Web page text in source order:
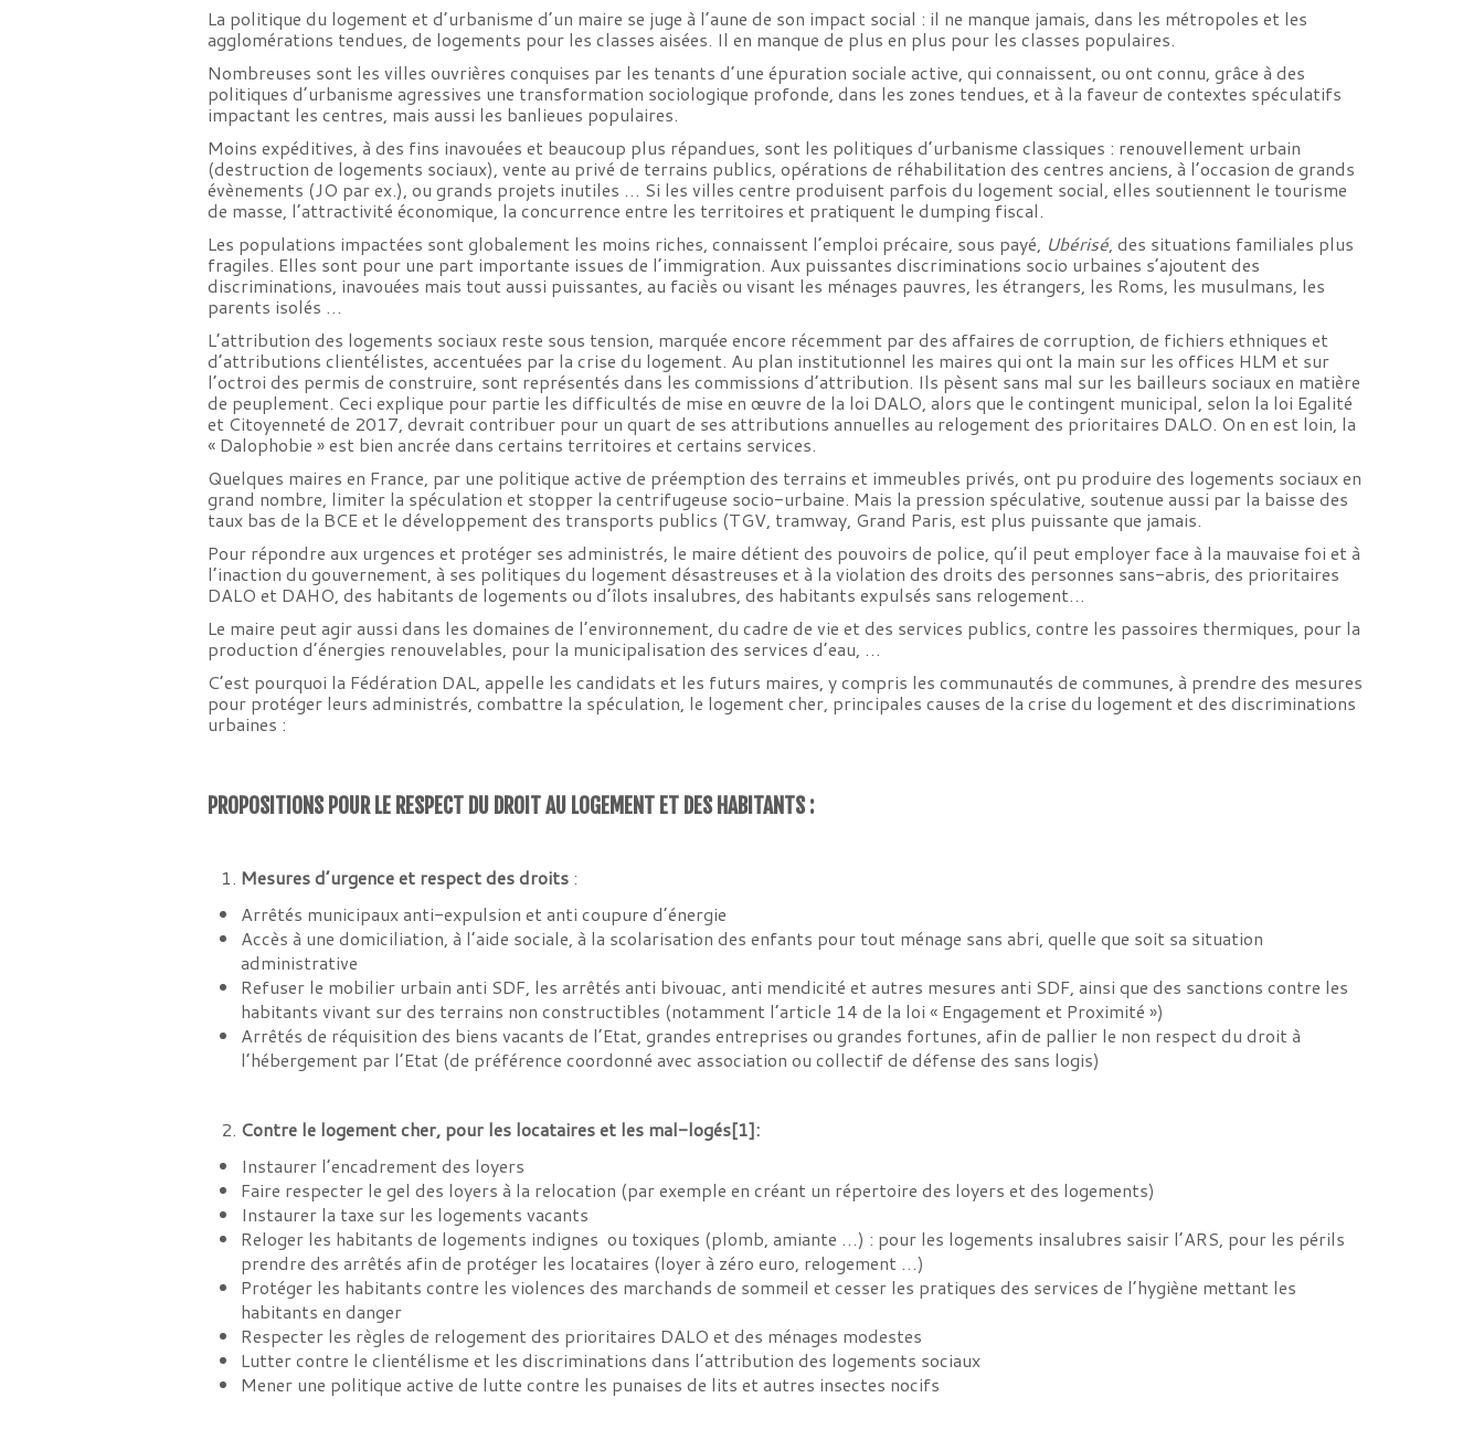
La politique du logement et d’urbanisme d’un maire se juge à l’aune de son impact social : il ne manque jamais, dans les métropoles et les
agglomérations tendues, de logements pour les classes aisées. Il en manque de plus en plus pour les classes populaires.
Nombreuses sont les villes ouvrières conquises par les tenants d’une épuration sociale active, qui connaissent, ou ont connu, grâce à des
politiques d’urbanisme agressives une transformation sociologique profonde, dans les zones tendues, et à la faveur de contextes spéculatifs
impactant les centres, mais aussi les banlieues populaires.
Moins expéditives, à des fins inavouées et beaucoup plus répandues, sont les politiques d’urbanisme classiques : renouvellement urbain
(destruction de logements sociaux), vente au privé de terrains publics, opérations de réhabilitation des centres anciens, à l’occasion de grands
évènements (JO par ex.), ou grands projets inutiles … Si les villes centre produisent parfois du logement social, elles soutiennent le tourisme
de masse, l’attractivité économique, la concurrence entre les territoires et pratiquent le dumping fiscal.
Les populations impactées sont globalement les moins riches, connaissent l’emploi précaire, sous payé, Ubérisé, des situations familiales plus
fragiles. Elles sont pour une part importante issues de l’immigration. Aux puissantes discriminations socio urbaines s’ajoutent des
discriminations, inavouées mais tout aussi puissantes, au faciès ou visant les ménages pauvres, les étrangers, les Roms, les musulmans, les
parents isolés …
L’attribution des logements sociaux reste sous tension, marquée encore récemment par des affaires de corruption, de fichiers ethniques et
d’attributions clientélistes, accentuées par la crise du logement. Au plan institutionnel les maires qui ont la main sur les offices HLM et sur
l’octroi des permis de construire, sont représentés dans les commissions d’attribution. Ils pèsent sans mal sur les bailleurs sociaux en matière
de peuplement. Ceci explique pour partie les difficultés de mise en œuvre de la loi DALO, alors que le contingent municipal, selon la loi Egalité
et Citoyenneté de 2017, devrait contribuer pour un quart de ses attributions annuelles au relogement des prioritaires DALO. On en est loin, la
« Dalophobie » est bien ancrée dans certains territoires et certains services.
Quelques maires en France, par une politique active de préemption des terrains et immeubles privés, ont pu produire des logements sociaux en
grand nombre, limiter la spéculation et stopper la centrifugeuse socio-urbaine. Mais la pression spéculative, soutenue aussi par la baisse des
taux bas de la BCE et le développement des transports publics (TGV, tramway, Grand Paris, est plus puissante que jamais.
Pour répondre aux urgences et protéger ses administrés, le maire détient des pouvoirs de police, qu’il peut employer face à la mauvaise foi et à
l’inaction du gouvernement, à ses politiques du logement désastreuses et à la violation des droits des personnes sans-abris, des prioritaires
DALO et DAHO, des habitants de logements ou d’îlots insalubres, des habitants expulsés sans relogement…
Le maire peut agir aussi dans les domaines de l’environnement, du cadre de vie et des services publics, contre les passoires thermiques, pour la
production d’énergies renouvelables, pour la municipalisation des services d’eau, …
C’est pourquoi la Fédération DAL, appelle les candidats et les futurs maires, y compris les communautés de communes, à prendre des mesures
pour protéger leurs administrés, combattre la spéculation, le logement cher, principales causes de la crise du logement et des discriminations
urbaines :
PROPOSITIONS POUR LE RESPECT DU DROIT AU LOGEMENT ET DES HABITANTS :
Mesures d’urgence et respect des droits :
Arrêtés municipaux anti-expulsion et anti coupure d’énergie
Accès à une domiciliation, à l’aide sociale, à la scolarisation des enfants pour tout ménage sans abri, quelle que soit sa situation
administrative
Refuser le mobilier urbain anti SDF, les arrêtés anti bivouac, anti mendicité et autres mesures anti SDF, ainsi que des sanctions contre les
habitants vivant sur des terrains non constructibles (notamment l’article 14 de la loi « Engagement et Proximité »)
Arrêtés de réquisition des biens vacants de l’Etat, grandes entreprises ou grandes fortunes, afin de pallier le non respect du droit à
l’hébergement par l’Etat (de préférence coordonné avec association ou collectif de défense des sans logis)
Contre le logement cher, pour les locataires et les mal-logés[1]:
Instaurer l’encadrement des loyers
Faire respecter le gel des loyers à la relocation (par exemple en créant un répertoire des loyers et des logements)
Instaurer la taxe sur les logements vacants
Reloger les habitants de logements indignes ou toxiques (plomb, amiante …) : pour les logements insalubres saisir l’ARS, pour les périls
prendre des arrêtés afin de protéger les locataires (loyer à zéro euro, relogement …)
Protéger les habitants contre les violences des marchands de sommeil et cesser les pratiques des services de l’hygiène mettant les
habitants en danger
Respecter les règles de relogement des prioritaires DALO et des ménages modestes
Lutter contre le clientélisme et les discriminations dans l’attribution des logements sociaux
Mener une politique active de lutte contre les punaises de lits et autres insectes nocifs